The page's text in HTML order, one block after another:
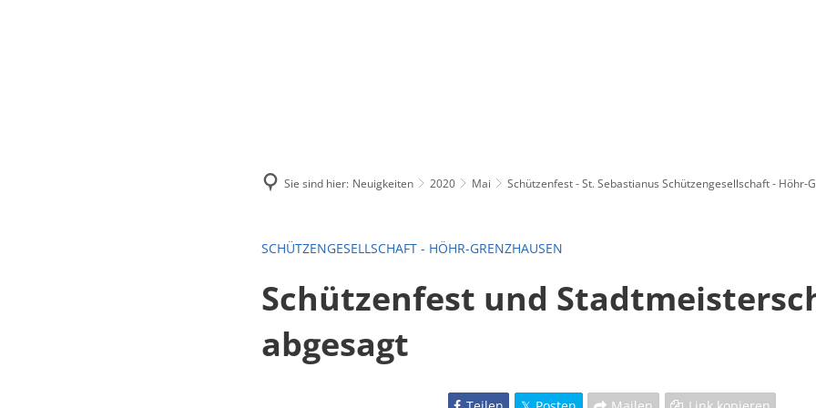
Sie sind hier: Neuigkeiten 2020 Mai Schützenfest - St. Sebastianus Schützengesellschaft - Höhr-
SCHÜTZENGESELLSCHAFT - HÖHR-GRENZHAUSEN
Schützenfest und
abgesagt